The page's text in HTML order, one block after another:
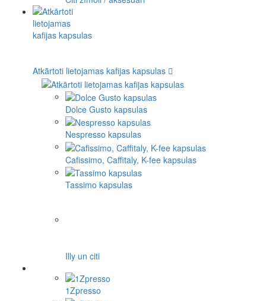
Atkārtoti lietojamas kafijas kapsulas
Dolce Gusto kapsulas
Nespresso kapsulas
Cafissimo, Caffitaly, K-fee kapsulas
Tassimo kapsulas
Illy un citi
1Zpresso